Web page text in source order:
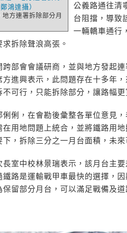
方連署拆除部分月
公義路通往清
台阻擋，導致
一輛轎車通行
拆除聲浪高張。
跨部會會議研商，並與地方發起
進興表示，此問題存在十多年
可行，只能拆除部分，讓路幅
俐俐，在會勘後彙整各單位意見
用地問題上統合，並將鐵路用
，拆除三分之一月台面積，未
室中校林景瑞表示，該月台主
路是運輸戰甲車最快的選擇，
留部分月台，可以滿足戰備及